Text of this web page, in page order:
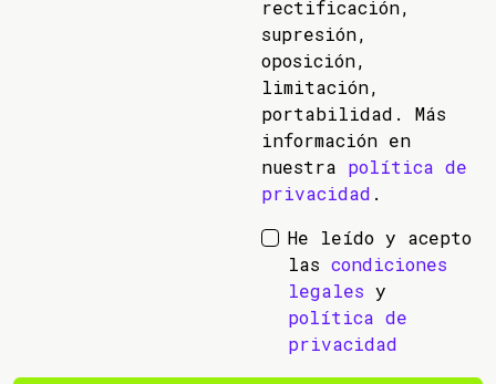
rectificación,
supresión,
oposición,
limitación,
portabilidad. Más
información en
nuestra política de
privacidad .
He leído y acepto
las condiciones
legales y
política de
privacidad